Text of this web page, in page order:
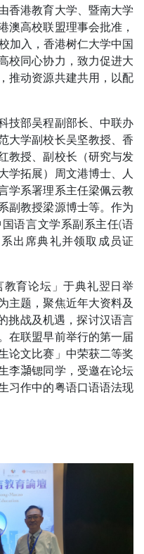
香港教育大学、暨南大学
澳高校联盟理事会批准，
加入，香港树仁大学中国
校同心协力，致力促进大
推动资源共建共用，以配
技部吴程副部长、中联办
大学副校长吴坚教授、香
教授、副校长（研究与发
学拓展）周文港博士、人
学系署理系主任梁佩云教
副教授梁源博士等。作为
语言文学系副系主任(语
出席典礼并领取成员证
育论坛」于典礼翌日举
主题，聚焦近年大资料及
挑战及机遇，探讨汉语言
在联盟早前举行的第一届
论文比赛」中荣获二等奖
李𪷿锶同学，受邀在论坛
习作中的粤语口语语法现